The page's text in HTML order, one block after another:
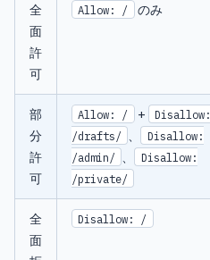
全
面
許
可
Allow: / のみ
部
分
許
可
Allow: / +
Disallow:
/drafts/ 、
Disallow:
/admin/ 、
Disallow:
/private/
全
面
Disallow: /